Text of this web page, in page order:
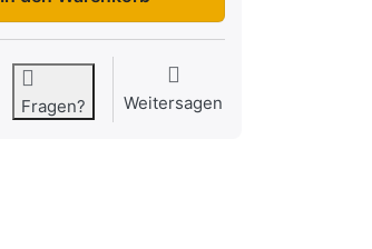
Fragen? Weitersagen